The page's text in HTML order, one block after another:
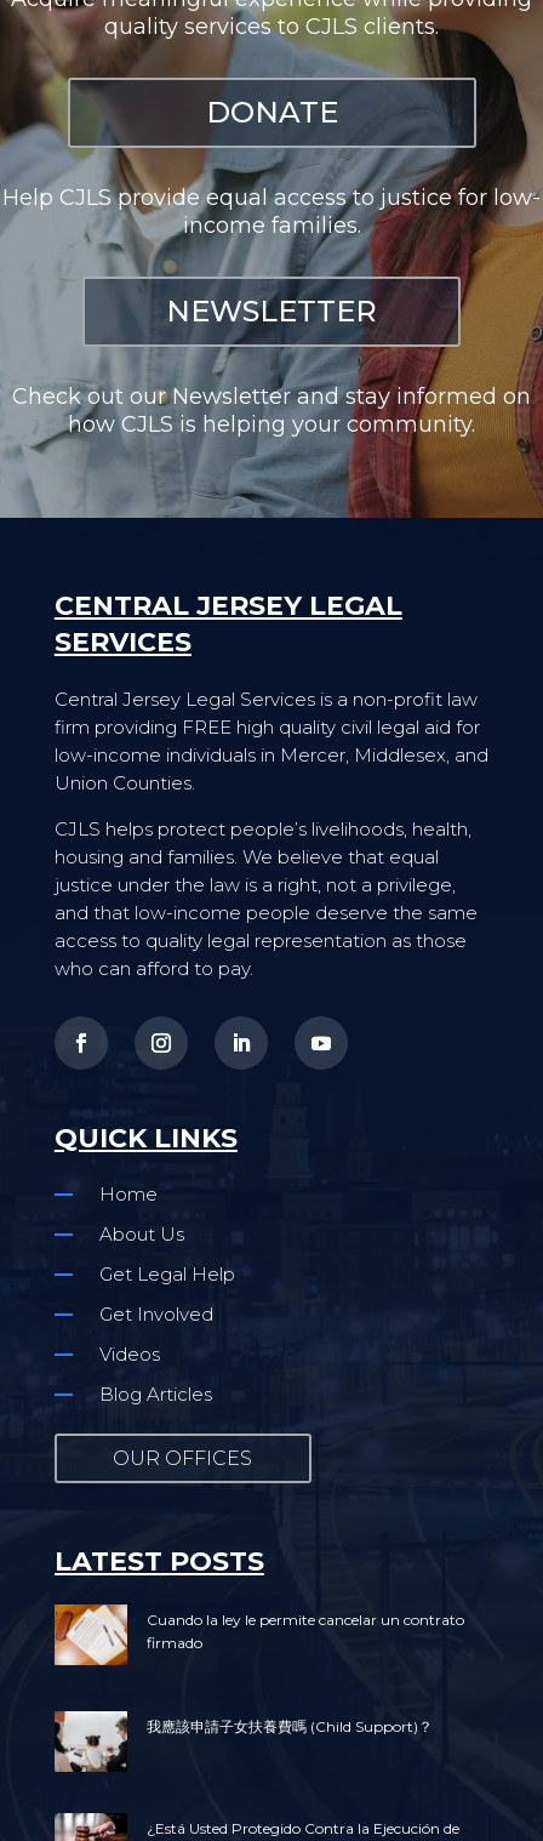
quality services to CJLS clients.
DONATE
Help CJLS provide equal access to justice for low-
income families.
NEWSLETTER
Check out our Newsletter and stay informed on
how CJLS is helping your community.
CENTRAL JERSEY LEGAL
SERVICES
Central Jersey Legal Services is a non-profit law
firm providing FREE high quality civil legal aid for
low-income individuals in Mercer, Middlesex, and
Union Counties.
CJLS helps protect people’s livelihoods, health,
housing and families. We believe that equal
justice under the law is a right, not a privilege,
and that low-income people deserve the same
access to quality legal representation as those
who can afford to pay.
QUICK LINKS
Home
About Us
Get Legal Help
Get Involved
Videos
Blog Articles
OUR OFFICES
LATEST POSTS
Cuando la ley le permite cancelar un contrato
firmado
我應該申請子女扶養費嗎 (Child Support)？
¿Está Usted Protegido Contra la Ejecución de